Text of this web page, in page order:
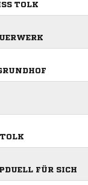
TOLK
FÜR SICH